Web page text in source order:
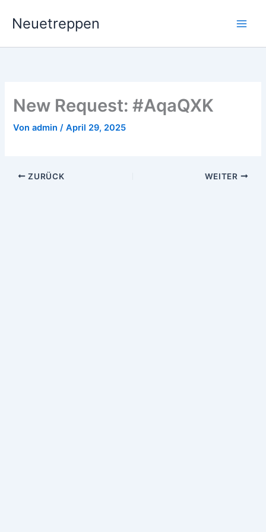
InhaltNeuetreppen
New Request: #AqaQXK
Vonadmin/April 29, 2025
ZURÜCK WEITER